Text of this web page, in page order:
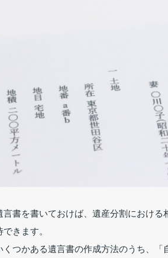
言書を書いておけば、遺産分割におけ
きます。
くつかある遺言書の作成方法のうち、